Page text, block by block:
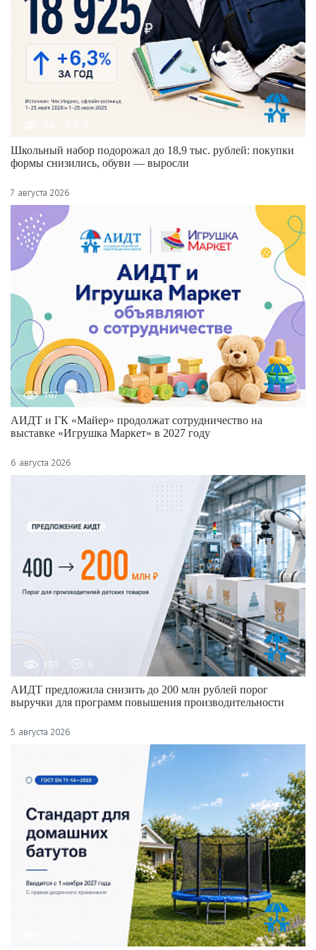
Школьный набор подорожал до 18,9 тыс. рублей: покупки
формы снизились, обуви — выросли
7 августа 2026
107 0
АИДТ и ГК «Майер» продолжат сотрудничество на
выставке «Игрушка Маркет» в 2027 году
6 августа 2026
101 0
АИДТ предложила снизить до 200 млн рублей порог
выручки для программ повышения производительности
5 августа 2026